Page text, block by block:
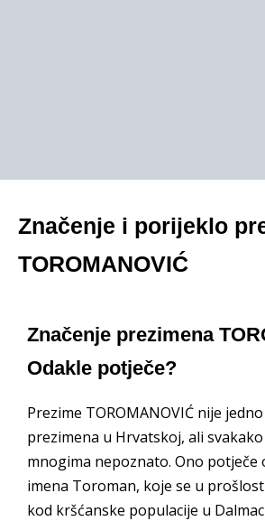
Značenje i porijeklo
TOROMANOVIĆ
Značenje prezimena
Odakle potječe?
Prezime TOROMANOVIĆ nije
prezimena u Hrvatskoj, ali
mnogima nepoznato. Ono potječe
imena Toroman, koje se u
kod kršćanske populacije u